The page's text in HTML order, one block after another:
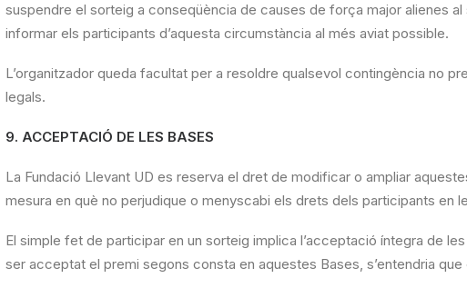
suspendre el sorteig a conseqüència de causes de força major alienes
informar els participants d’aquesta circumstància al més aviat possible.
L’organitzador queda facultat per a resoldre qualsevol contingència no
legals.
9. ACCEPTACIÓ DE LES BASES
La Fundació Llevant UD es reserva el dret de modificar o ampliar
mesura en què no perjudique o menyscabi els drets dels participants en
El simple fet de participar en un sorteig implica l’acceptació íntegra de
ser acceptat el premi segons consta en aquestes Bases, s’entendria que